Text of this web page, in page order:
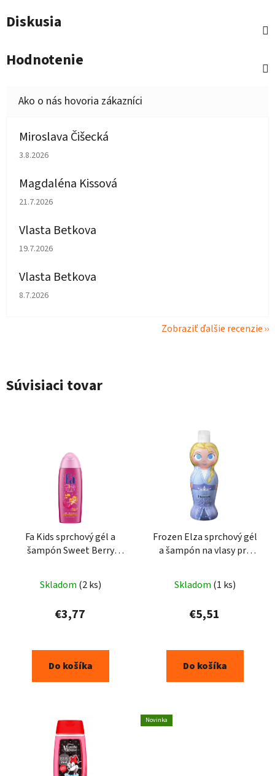
Diskusia
Hodnotenie
Miroslava Čišecká
Hodnotenie obchodu je 1 z 5 hviezdičiek.
3.8.2026
Magdaléna Kissová
Hodnotenie obchodu je 5 z 5 hviezdičiek.
21.7.2026
Vlasta Betkova
Hodnotenie obchodu je 5 z 5 hviezdičiek.
19.7.2026
Vlasta Betkova
Hodnotenie obchodu je 4 z 5 hviezdičiek.
8.7.2026
Zobraziť ďalšie recenzie
Súvisiaci tovar
Fa Kids sprchový gél a
šampón Sweet Berry
Skladom (2 ks)
€3,77
Do košíka
Frozen Elza sprchový gél
a šampón na vlasy pre
Skladom (1 ks)
€5,51
Do košíka
Novinka